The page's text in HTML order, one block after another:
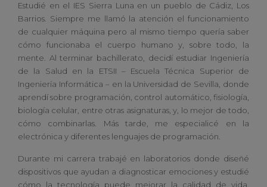
Estudié en el IES Sierra Luna en un pueblo de Cádiz, Los
Barrios. Siempre me llamó la atención el funcionamiento
de cualquier máquina pero al mismo tiempo quería saber
cómo funcionaba el cuerpo humano y, sobre todo, la
mente. Al terminar bachillerato, decidí estudiar Ingeniería
de la Salud en la ETSII – Escuela Técnica Superior de
Ingeniería Informática – en la Universidad de Sevilla, donde
aprendí sobre programación, control automático, fisiología,
biología celular, entre otras asignaturas, y, lo mejor de todo,
cómo combinarlas. Más tarde, me especialicé en la
electrónica y diferentes lenguajes de programación.
Durante mi carrera trabajé en laboratorios donde diseñé
dispositivos que ayudan a diagnosticar emociones y estudié
cómo la tecnología puede mejorar la calidad de vida.